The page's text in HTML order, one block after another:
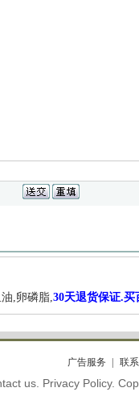
,卵磷脂,30天退货保证.买
广告服务 联
us. Privacy Policy.